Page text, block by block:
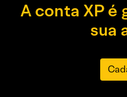
A conta XP é
sua